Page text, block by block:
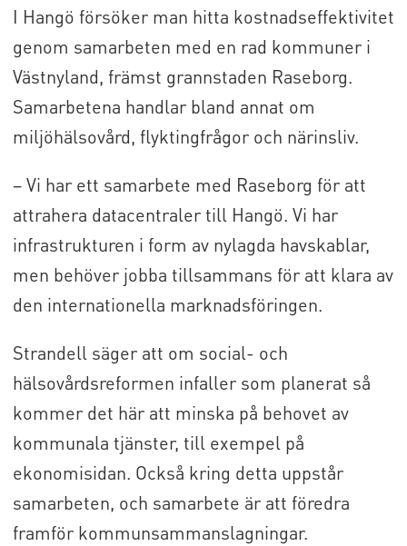
I Hangö försöker man hitta kostnadseffektivitet
genom samarbeten med en rad kommuner i
Västnyland, främst grannstaden Raseborg.
Samarbetena handlar bland annat om
miljöhälsovård, flyktingfrågor och närinsliv.
– Vi har ett samarbete med Raseborg för att
attrahera datacentraler till Hangö. Vi har
infrastrukturen i form av nylagda havskablar,
men behöver jobba tillsammans för att klara av
den internationella marknadsföringen.
Strandell säger att om social- och
hälsovårdsreformen infaller som planerat så
kommer det här att minska på behovet av
kommunala tjänster, till exempel på
ekonomisidan. Också kring detta uppstår
samarbeten, och samarbete är att föredra
framför kommunsammanslagningar.